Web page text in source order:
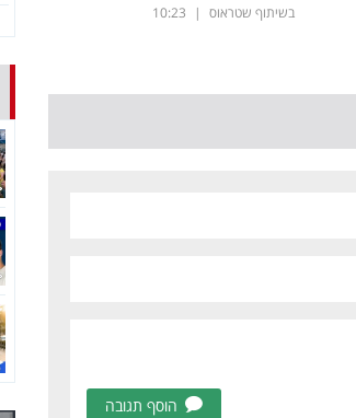
בשיתוף שטראוס |
10:23
הוסף תגובה